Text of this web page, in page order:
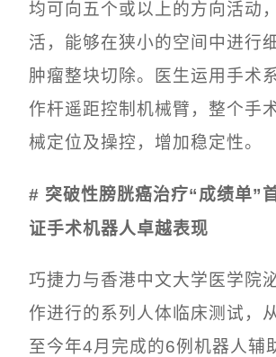
均可向五个或以上的方向活动
活，能够在狭小的空间中进行
肿瘤整块切除。医生运用手术
作杆遥距控制机械臂，整个手
械定位及操控，增加稳定性。
# 突破性膀胱癌治疗“成绩单”
证手术机器人卓越表现
巧捷力与香港中文大学医学院
作进行的系列人体临床测试，
至今年4月完成的6例机器人辅